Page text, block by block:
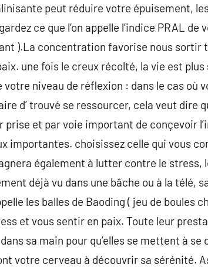
peut réduire votre épuisement,
ce que l’on appelle l’indice PRAL
).La concentration favorise nous sortir
une fois le creux récolté, la vie est plus
votre niveau de réflexion : dans le cas où
d’ trouvé se ressourcer, cela veut dire
prise et par voie important de conçevoir
importantes. choisissez celle qui vous
également à lutter contre le stress,
déjà vu dans une bâche ou à la télé,
les balles de Baoding ( jeu de boules
et vous sentir en paix. Toute leur
sa main pour qu’elles se mettent à
votre cerveau à découvrir sa sérénité.